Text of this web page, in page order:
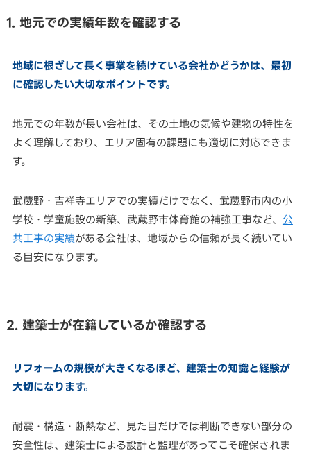
1. 地元での実績年数を確認する
地域に根ざして長く事業を続けている会社かどうかは、最初
に確認したい大切なポイントです。
地元での年数が長い会社は、その土地の気候や建物の特性を
よく理解しており、エリア固有の課題にも適切に対応できま
す。
武蔵野・吉祥寺エリアでの実績だけでなく、武蔵野市内の小
学校・学童施設の新築、武蔵野市体育館の補強工事など、 公
共工事の実績がある会社は、地域からの信頼が長く続いてい
る目安になります。
2. 建築士が在籍しているか確認する
リフォームの規模が大きくなるほど、建築士の知識と経験が
大切になります。
耐震・構造・断熱など、見た目だけでは判断できない部分の
安全性は、建築士による設計と監理があってこそ確保されま